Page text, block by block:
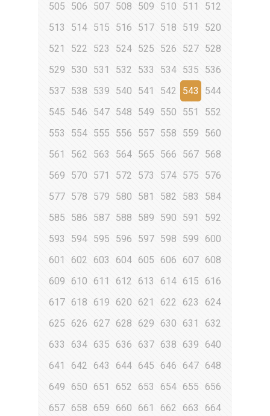
505
506 507 508 509 510 511
512
513
514 515 516 517 518 519
520
521
522 523 524 525 526 527 528
529
530 531 532 533 534 535
536
537 538 539 540 541 542 543
544
545
546 547 548 549 550 551
552
553
554 555 556 557 558 559
560
561
562 563 564 565 566 567 568
569
570 571 572 573 574 575
576
577 578 579 580 581 582 583
584
585
586 587 588 589 590 591
592
593
594 595 596 597 598 599
600
601
602 603 604 605 606 607 608
609
610 611 612 613 614 615
616
617 618 619 620 621 622 623
624
625
626 627 628 629 630 631
632
633
634 635 636 637 638 639 640
641
642 643 644 645 646 647 648
649
650 651 652 653 654 655 656
657 658 659 660 661 662 663
664